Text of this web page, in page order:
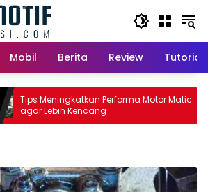
Mobil Berita Review Tutorial
Tips Meningkatkan Performa Motor Matic
agar Lebih Kencang